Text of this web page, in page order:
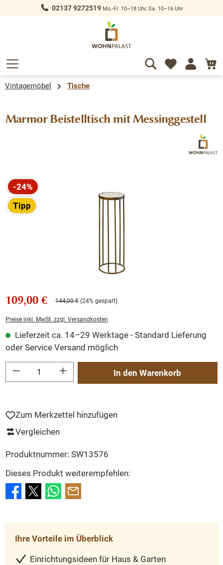
springen 02137 9272519Mo.-Fr. 10–18 Uhr, Sa. 10–16 Uhr
Vintagemöbel Tische
Marmor Beistelltisch mit Messinggestell
Bildergalerie überspringen
-24%
Rabatt
Tipp
109,00 € 144,00 € (24% gespart)
Preise inkl. MwSt. zzgl. Versandkosten
Lieferzeit ca. 14–29 Werktage - Standard Lieferung
oder Service Versand möglich
Produkt Anzahl: Gib den gewünschten Wert ein oder benutze die Schaltflächen
In den Warenkorb
Zum Merkzettel hinzufügen
Vergleichen
Produktnummer: SW13576
Dieses Produkt weiterempfehlen:
Ihre Vorteile im Überblick
Einrichtungsideen für Haus & Garten